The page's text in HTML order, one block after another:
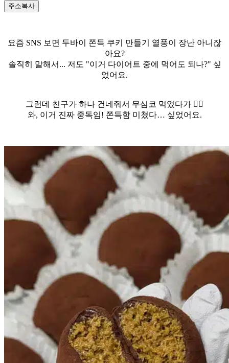
주소복사
요즘 SNS 보면 두바이 쫀득 쿠키 만들기 열풍이 장난 아니잖
아요?
솔직히 말해서... 저도 "이거 다이어트 중에 먹어도 되나?" 싶
었어요.
그런데 친구가 하나 건네줘서 무심코 먹었다가 😵‍💫
와, 이거 진짜 중독임! 쫀득함 미쳤다… 싶었어요.